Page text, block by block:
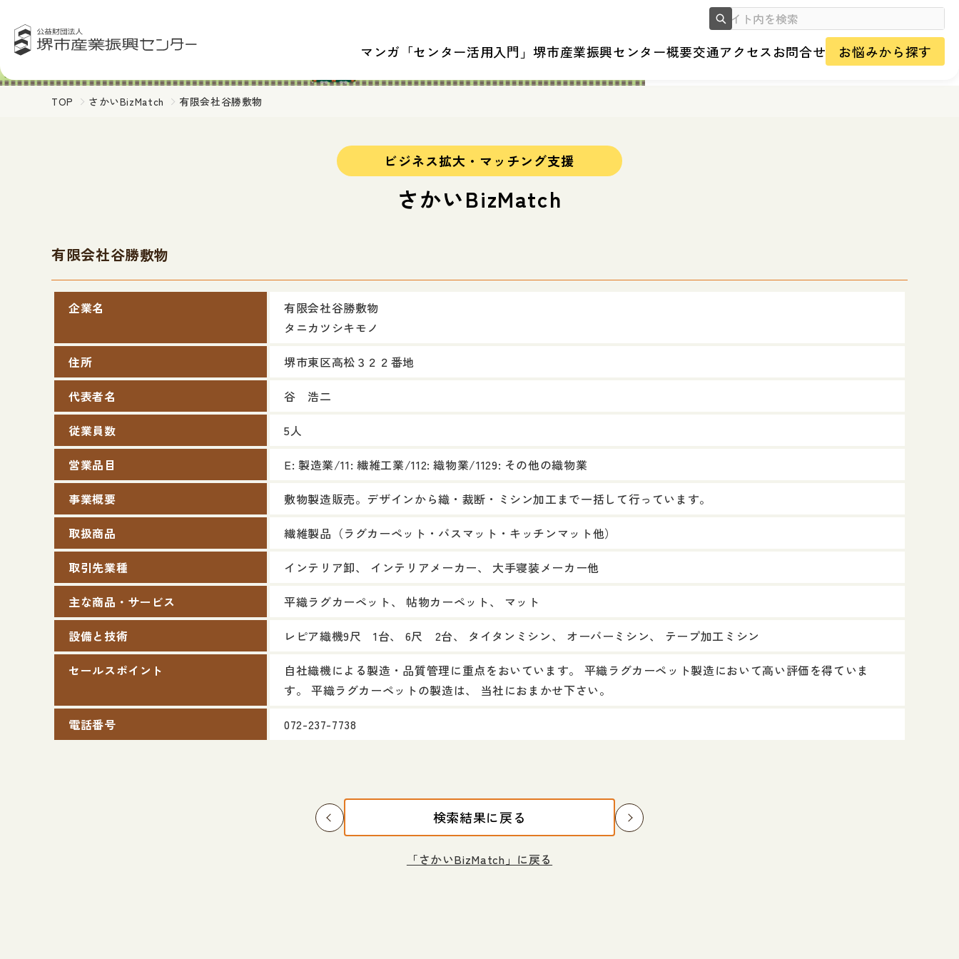
マンガ「センター活用入門」 堺市産業振興センター概要交通アクセスお問合せ お悩みから探す
TOP さかいBizMatch 有限会社谷勝敷物
ビジネス拡大・マッチング支援
さかいBizMatch
有限会社谷勝敷物
企業名
有限会社谷勝敷物
タニカツシキモノ
住所
堺市東区高松３２２番地
代表者名
谷 浩二
従業員数
5人
営業品目
E: 製造業/11: 繊維工業/112: 織物業/1129: その他の織物業
事業概要
敷物製造販売。デザインから織・裁断・ミシン加工まで一括して行っています。
取扱商品
繊維製品（ラグカーペット・バスマット・キッチンマット他）
取引先業種
インテリア卸、 インテリアメーカー、 大手寝装メーカー他
主な商品・サービス
平織ラグカーペット、 帖物カーペット、 マット
設備と技術
レピア織機9尺 1台、 6尺 2台、 タイタンミシン、 オーバーミシン、 テープ加工ミシン
セールスポイント
自社織機による製造・品質管理に重点をおいています。 平織ラグカーペット製造において高い評価を得ていま
す。 平織ラグカーペットの製造は、 当社におまかせ下さい。
電話番号
072-237-7738
検索結果に戻る
「さかいBizMatch」に戻る